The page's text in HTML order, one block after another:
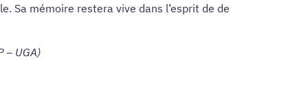
Sa mémoire restera vive dans l’esprit de de
– UGA)